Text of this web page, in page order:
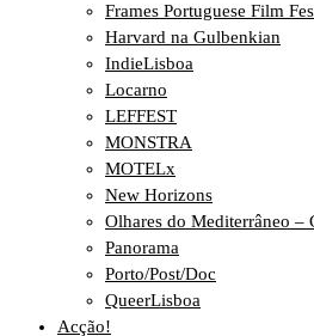
Frames Portuguese Film
Harvard na Gulbenkian
IndieLisboa
Locarno
LEFFEST
MONSTRA
MOTELx
New Horizons
Olhares do Mediterrâneo –
Panorama
Porto/Post/Doc
QueerLisboa
Acção!